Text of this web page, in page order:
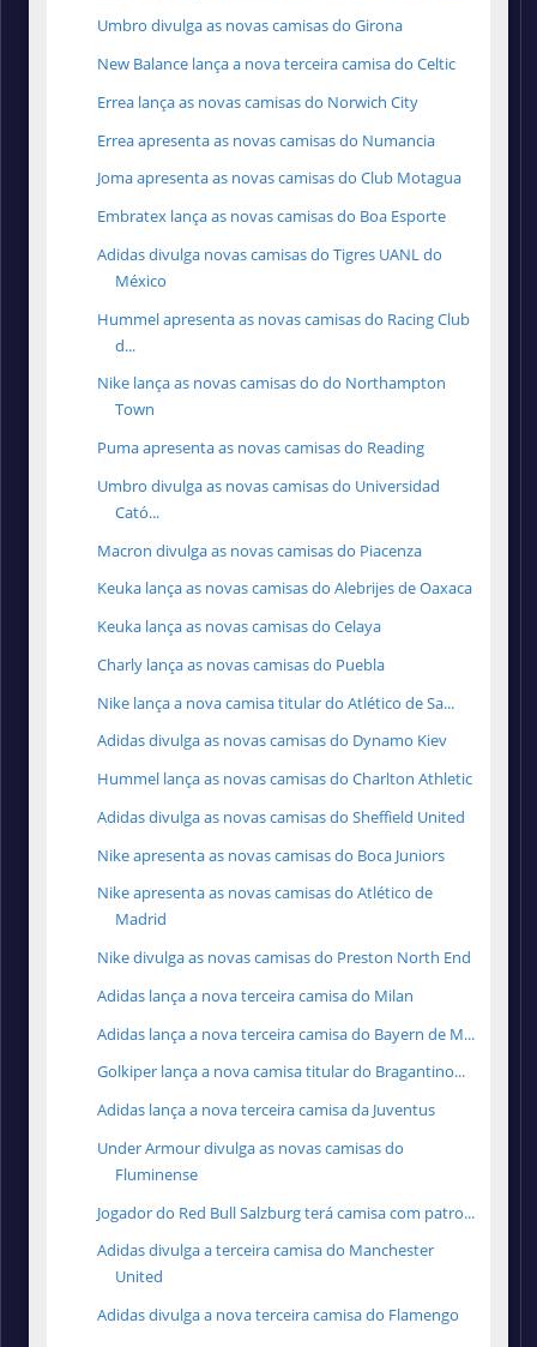
Umbro divulga as novas camisas do Girona
New Balance lança a nova terceira camisa do Celtic
Errea lança as novas camisas do Norwich City
Errea apresenta as novas camisas do Numancia
Joma apresenta as novas camisas do Club Motagua
Embratex lança as novas camisas do Boa Esporte
Adidas divulga novas camisas do Tigres UANL do
México
Hummel apresenta as novas camisas do Racing Club
d...
Nike lança as novas camisas do do Northampton
Town
Puma apresenta as novas camisas do Reading
Umbro divulga as novas camisas do Universidad
Cató...
Macron divulga as novas camisas do Piacenza
Keuka lança as novas camisas do Alebrijes de Oaxaca
Keuka lança as novas camisas do Celaya
Charly lança as novas camisas do Puebla
Nike lança a nova camisa titular do Atlético de Sa...
Adidas divulga as novas camisas do Dynamo Kiev
Hummel lança as novas camisas do Charlton Athletic
Adidas divulga as novas camisas do Sheffield United
Nike apresenta as novas camisas do Boca Juniors
Nike apresenta as novas camisas do Atlético de
Madrid
Nike divulga as novas camisas do Preston North End
Adidas lança a nova terceira camisa do Milan
Adidas lança a nova terceira camisa do Bayern de M...
Golkiper lança a nova camisa titular do Bragantino...
Adidas lança a nova terceira camisa da Juventus
Under Armour divulga as novas camisas do
Fluminense
Jogador do Red Bull Salzburg terá camisa com patro...
Adidas divulga a terceira camisa do Manchester
United
Adidas divulga a nova terceira camisa do Flamengo